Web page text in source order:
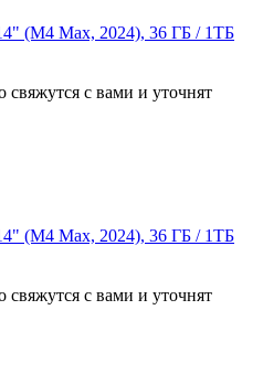
(M4 Max, 2024), 36 ГБ / 1ТБ
с вами и уточнят
(M4 Max, 2024), 36 ГБ / 1ТБ
с вами и уточнят